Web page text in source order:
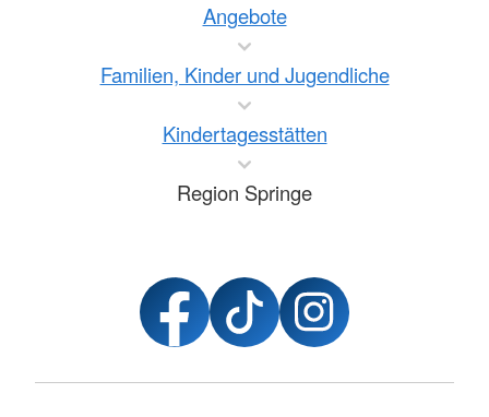
Angebote
Familien, Kinder und Jugendliche
Kindertagesstätten
Region Springe